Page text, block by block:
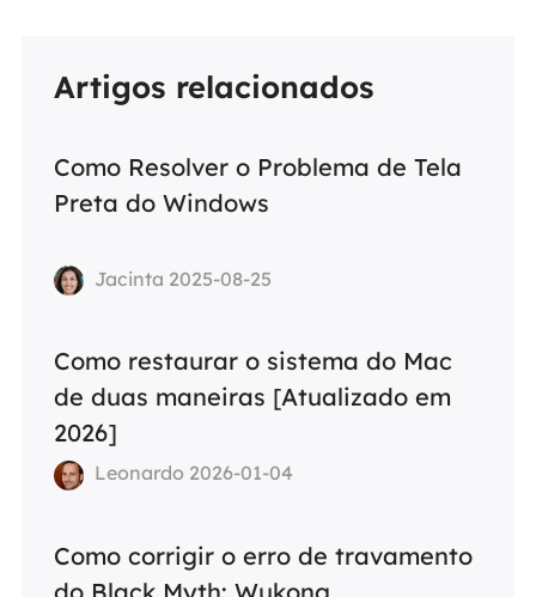
Artigos relacionados
Como Resolver o Problema de Tela
Preta do Windows
Jacinta 2025-08-25
Como restaurar o sistema do Mac
de duas maneiras [Atualizado em
2026]
Leonardo 2026-01-04
Como corrigir o erro de travamento